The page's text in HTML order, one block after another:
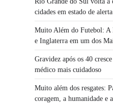
cidades em estado de alerta
Muito Além do Futebol: A
e Inglaterra em um dos
Gravidez após os 40
médico mais cuidadoso
Muito além dos resgates:
coragem, a humanidade e